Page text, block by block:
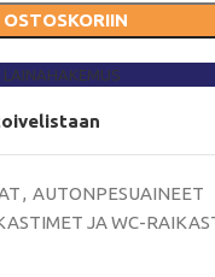
LAINAHAKEMUS
, AUTONPESUAINEET
JA WC-